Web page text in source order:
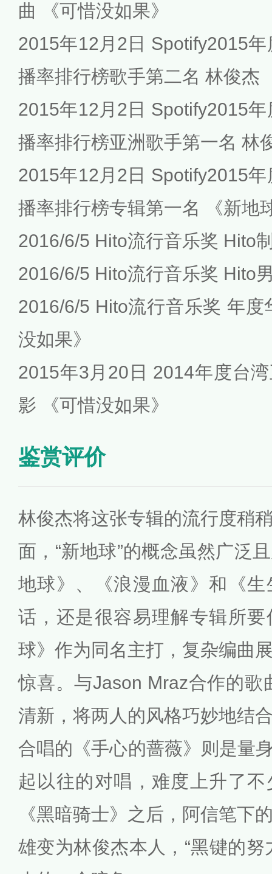
曲 《可惜没如果》
2015年12月2日 Spotify2015
播率排行榜歌手第二名 林俊杰
2015年12月2日 Spotify2015
播率排行榜亚洲歌手第一名 林
2015年12月2日 Spotify2015
播率排行榜专辑第一名 《新地
2016/6/5 Hito流行音乐奖 Hito
2016/6/5 Hito流行音乐奖 Hito
2016/6/5 Hito流行音乐奖 年
没如果》
2015年3月20日 2014年度台
影 《可惜没如果》
鉴赏评价
林俊杰将这张专辑的流行度稍
面，“新地球”的概念虽然广泛
地球》、《浪漫血液》和《
话，还是很容易理解专辑所
球》作为同名主打，复杂编曲
惊喜。与Jason Mraz合作的歌
清新，将两人的风格巧妙地结
合唱的《手心的蔷薇》则是量
起以往的对唱，难度上升了
《黑暗骑士》之后，阿信笔下
雄变为林俊杰本人，“黑键的努